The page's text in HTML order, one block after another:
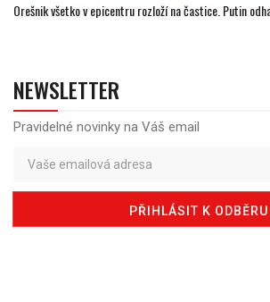
Orešnik všetko v epicentru rozloží na častice. Putin
NEWSLETTER
Pravidelné novinky na Váš email